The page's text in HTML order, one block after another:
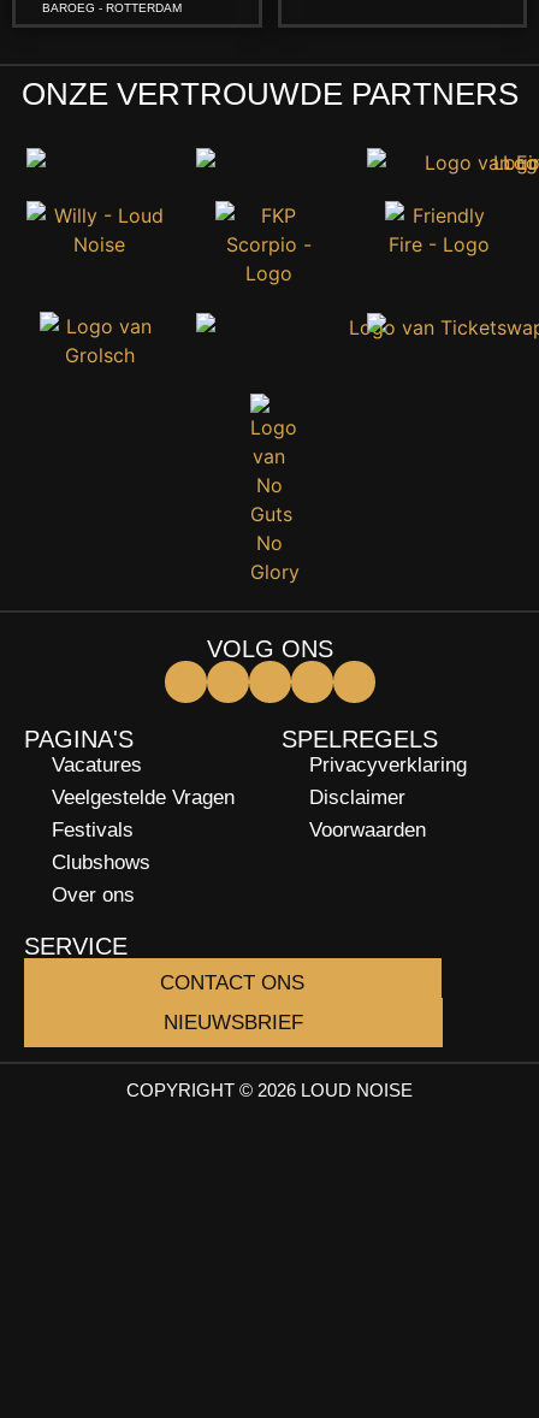
BAROEG - ROTTERDAM
ONZE VERTROUWDE PARTNERS
VOLG ONS
PAGINA'S
Vacatures
Veelgestelde Vragen
Festivals
Clubshows
Over ons
SPELREGELS
Privacyverklaring
Disclaimer
Voorwaarden
SERVICE
CONTACT ONS
NIEUWSBRIEF
COPYRIGHT © 2026 LOUD NOISE